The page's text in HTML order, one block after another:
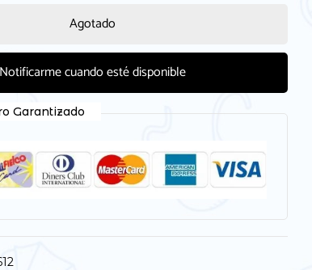
Agotado
Notificarme cuando esté disponible
Garantizado